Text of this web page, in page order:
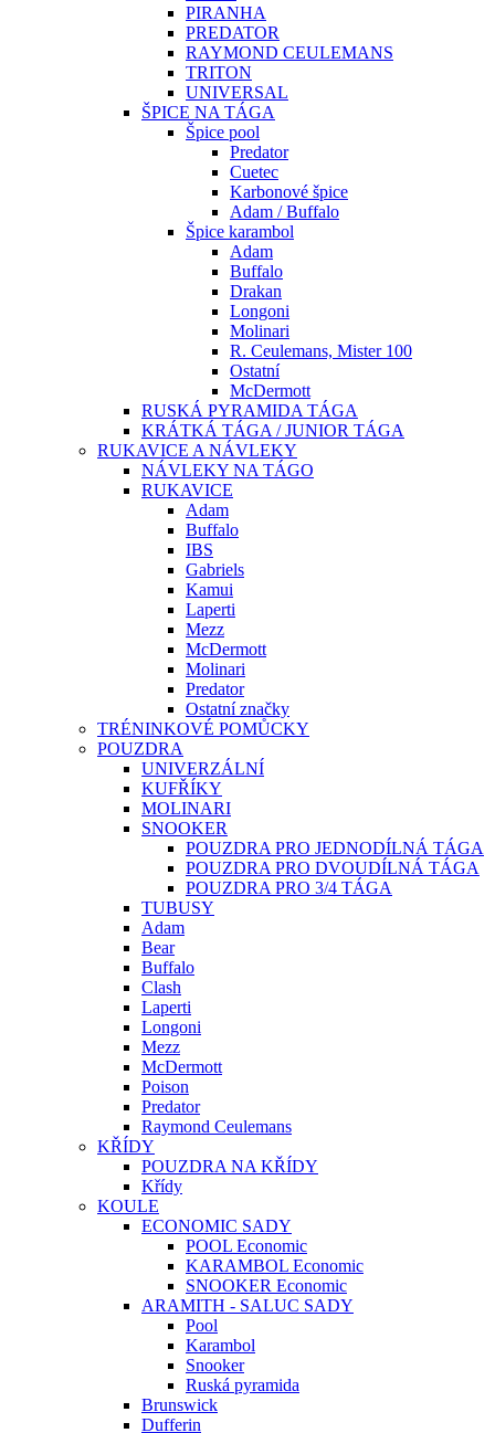
PIRANHA
PREDATOR
RAYMOND CEULEMANS
TRITON
UNIVERSAL
ŠPICE NA TÁGA
Špice pool
Predator
Cuetec
Karbonové špice
Adam / Buffalo
Špice karambol
Adam
Buffalo
Drakan
Longoni
Molinari
R. Ceulemans, Mister 100
Ostatní
McDermott
RUSKÁ PYRAMIDA TÁGA
KRÁTKÁ TÁGA / JUNIOR TÁGA
RUKAVICE A NÁVLEKY
NÁVLEKY NA TÁGO
RUKAVICE
Adam
Buffalo
IBS
Gabriels
Kamui
Laperti
Mezz
McDermott
Molinari
Predator
Ostatní značky
TRÉNINKOVÉ POMŮCKY
POUZDRA
UNIVERZÁLNÍ
KUFŘÍKY
MOLINARI
SNOOKER
POUZDRA PRO JEDNODÍLNÁ TÁGA
POUZDRA PRO DVOUDÍLNÁ TÁGA
POUZDRA PRO 3/4 TÁGA
TUBUSY
Adam
Bear
Buffalo
Clash
Laperti
Longoni
Mezz
McDermott
Poison
Predator
Raymond Ceulemans
KŘÍDY
POUZDRA NA KŘÍDY
Křídy
KOULE
ECONOMIC SADY
POOL Economic
KARAMBOL Economic
SNOOKER Economic
ARAMITH - SALUC SADY
Pool
Karambol
Snooker
Ruská pyramida
Brunswick
Dufferin